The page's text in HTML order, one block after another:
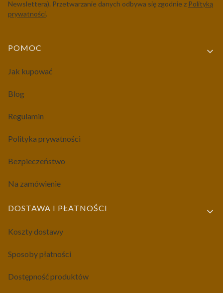
Newslettera). Przetwarzanie danych odbywa się zgodnie z Polityką
prywatności.
Linki w stopce
POMOC
Jak kupować
Blog
Regulamin
Polityka prywatności
Bezpieczeństwo
Na zamówienie
DOSTAWA I PŁATNOŚCI
Koszty dostawy
Sposoby płatności
Dostępność produktów